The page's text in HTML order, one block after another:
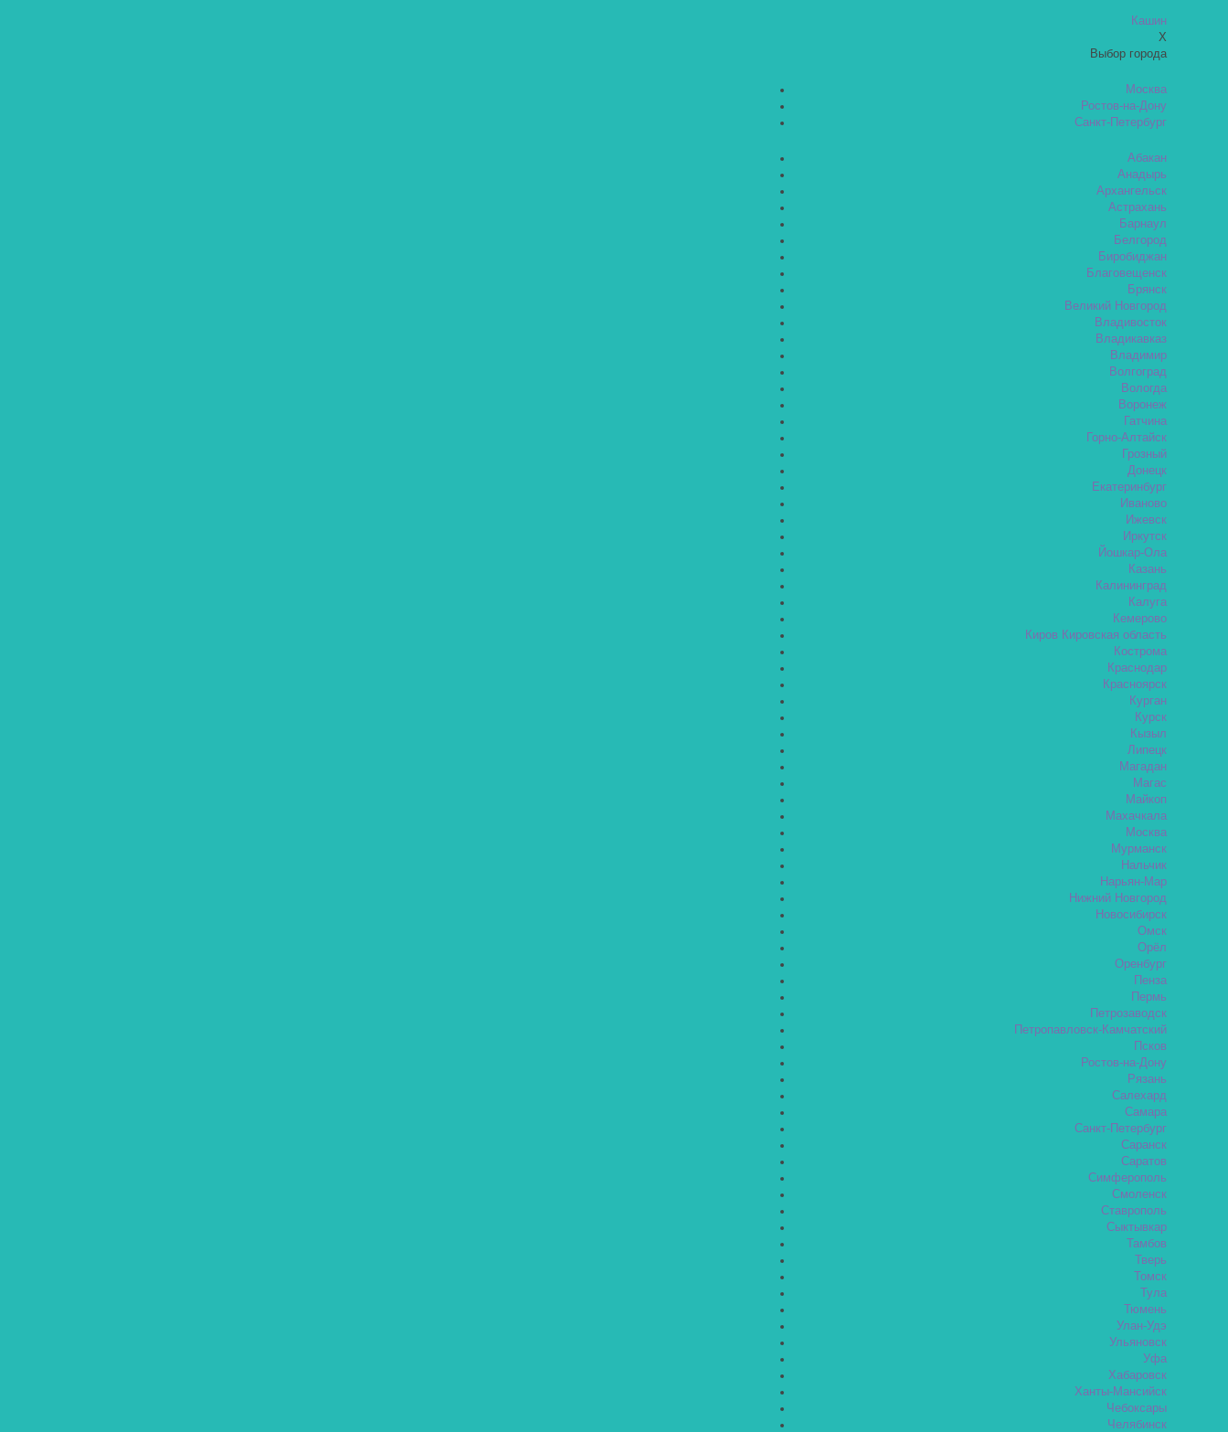
Кашин
X
Выбор города
Москва
Ростов-на-Дону
Санкт-Петербург
Абакан
Анадырь
Архангельск
Астрахань
Барнаул
Белгород
Биробиджан
Благовещенск
Брянск
Великий Новгород
Владивосток
Владикавказ
Владимир
Волгоград
Вологда
Воронеж
Гатчина
Горно-Алтайск
Грозный
Донецк
Екатеринбург
Иваново
Ижевск
Иркутск
Йошкар-Ола
Казань
Калининград
Калуга
Кемерово
Киров Кировская область
Кострома
Краснодар
Красноярск
Курган
Курск
Кызыл
Липецк
Магадан
Магас
Майкоп
Махачкала
Москва
Мурманск
Нальчик
Нарьян-Мар
Нижний Новгород
Новосибирск
Омск
Орёл
Оренбург
Пенза
Пермь
Петрозаводск
Петропавловск-Камчатский
Псков
Ростов-на-Дону
Рязань
Салехард
Самара
Санкт-Петербург
Саранск
Саратов
Симферополь
Смоленск
Ставрополь
Сыктывкар
Тамбов
Тверь
Томск
Тула
Тюмень
Улан-Удэ
Ульяновск
Уфа
Хабаровск
Ханты-Мансийск
Чебоксары
Челябинск